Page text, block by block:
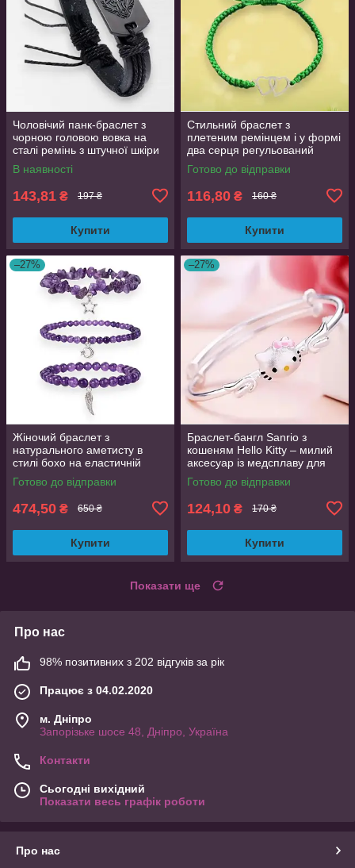
Чоловічий панк-браслет з
чорною головою вовка на
сталі ремінь з штучної шкіри
ручної роботи HUANMIN
чорний AurumLux4068
В наявності
143,81 ₴ 197 ₴
Купити
Стильний браслет з
плетеним ремінцем і у формі
два серця регульований
браслет з нержавіючої сталі
Зелений
Готово до відправки
116,80 ₴ 160 ₴
Купити
–27%
Жіночий браслет з
натурального аметисту в
стилі бохо на еластичній
основі з металевою підвіскою
Готово до відправки
474,50 ₴ 650 ₴
Купити
–27%
Браслет-бангл Sanrio з
кошеням Hello Kitty – милий
аксесуар із медсплаву для
дівчат, 6 см діаметр
Готово до відправки
124,10 ₴ 170 ₴
Купити
Показати ще
Про нас
98% позитивних з 202 відгуків за рік
Працює з 04.02.2020
м. Дніпро
Запорізьке шосе 48, Дніпро, Україна
Контакти
Сьогодні вихідний
Показати весь графік роботи
Про нас